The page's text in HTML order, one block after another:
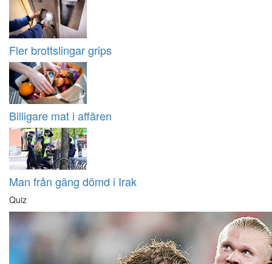
Fler brottslingar grips
Billigare mat i affären
Man från gäng dömd i Irak
Quiz